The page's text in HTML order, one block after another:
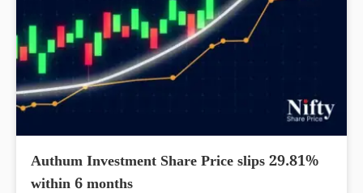
Authum Investment Share Price slips 29.81%
within 6 months